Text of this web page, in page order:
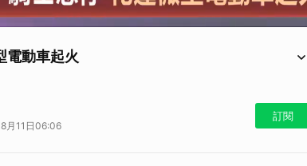
動車起火
安鄉中山路三段與慶豐一街口發生微型電動車起火事故。徐男行
車報案，很快車輛起火並燒成一團火球，警消迅速到場疏散民眾
仍有待警消後續釐清。 花蓮吉安鄉中山路三段與慶豐一街口，昨
月11日06:06
訂閱